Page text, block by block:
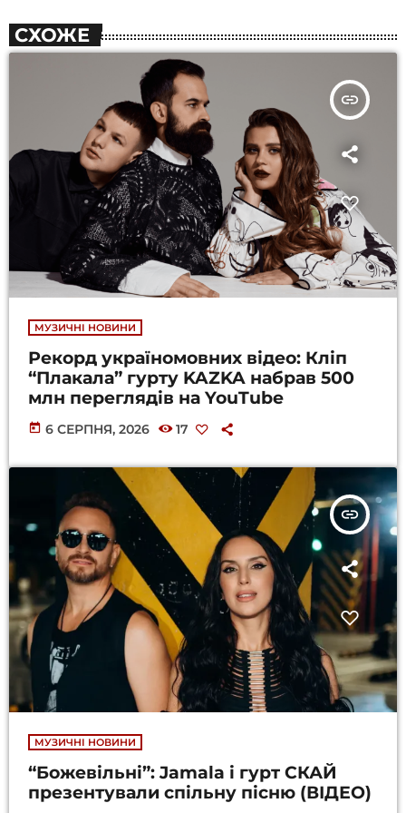
СХОЖЕ
insert_link
МУЗИЧНІ НОВИНИ
Рекорд україномовних відео: Кліп
“Плакала” гурту KAZKA набрав 500
млн переглядів на YouTube
today 6 СЕРПНЯ, 2026 17
insert_link
МУЗИЧНІ НОВИНИ
“Божевільні”: Jamala і гурт СКАЙ
презентували спільну пісню (ВІДЕО)